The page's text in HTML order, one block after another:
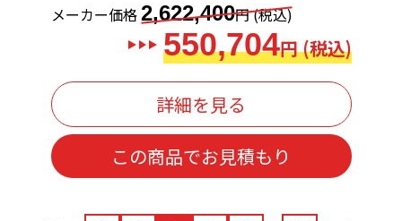
メーカー価格2,622,400円 (税込)
550,704円 (税込)
詳細を見る
この商品でお見積もり